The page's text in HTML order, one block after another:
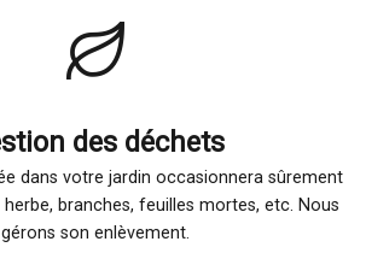
des déchets
dans votre jardin occasionnera sûrement
branches, feuilles mortes, etc. Nous
gérons son enlèvement.